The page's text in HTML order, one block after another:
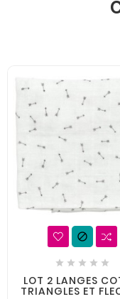

    
LOT 2 LANGES
TRIANGLES ET